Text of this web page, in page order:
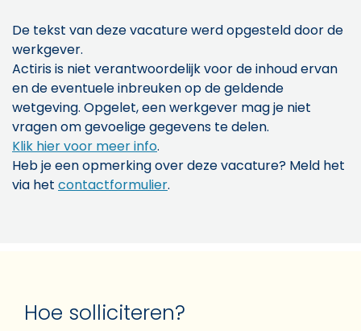
De tekst van deze vacature werd opgesteld door de
werkgever.
Actiris is niet verantwoordelijk voor de inhoud ervan
en de eventuele inbreuken op de geldende
wetgeving. Opgelet, een werkgever mag je niet
vragen om gevoelige gegevens te delen.
Klik hier voor meer info.
Heb je een opmerking over deze vacature? Meld het
via het contactformulier.
Hoe solliciteren?